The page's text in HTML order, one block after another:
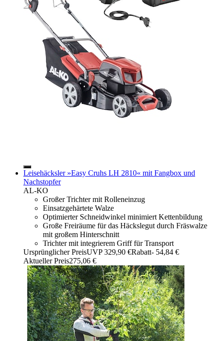
Leisehäcksler »Easy Cruhs LH 2810« mit Fangbox und
Nachstopfer
AL-KO
Großer Trichter mit Rolleneinzug
Einsatzgehärtete Walze
Optimierter Schneidwinkel minimiert Kettenbildung
Große Freiräume für das Häckslegut durch Fräswalze
mit großem Hinterschnitt
Trichter mit integrierem Griff für Transport
Ursprünglicher PreisUVP 329,90 €Rabatt- 54,84 €
Aktueller Preis275,06 €